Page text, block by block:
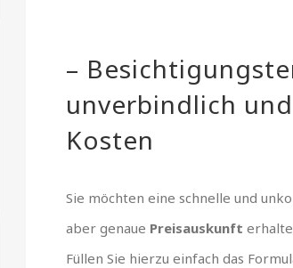
–
unverbindlich
Kosten
Sie möchten eine schnelle und
aber genaue Preisauskunft
Füllen Sie hierzu einfach das